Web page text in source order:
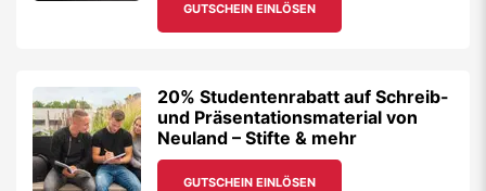
GUTSCHEIN EINLÖSEN
20% Studentenrabatt auf Schreib-
und Präsentationsmaterial von
Neuland – Stifte & mehr
GUTSCHEIN EINLÖSEN